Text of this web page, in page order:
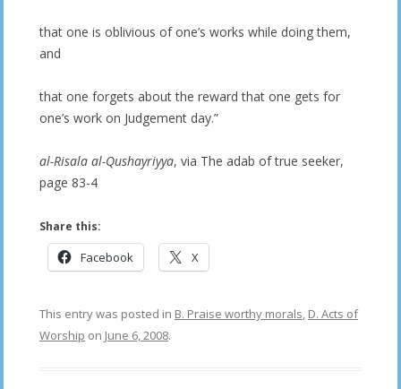
that one is oblivious of one’s works while doing them,
and
that one forgets about the reward that one gets for
one’s work on Judgement day.”
al-Risala al-Qushayriyya, via The adab of true seeker,
page 83-4
Share this:
Facebook X
This entry was posted in B. Praise worthy morals D. Acts of
Worship on June 6, 2008.